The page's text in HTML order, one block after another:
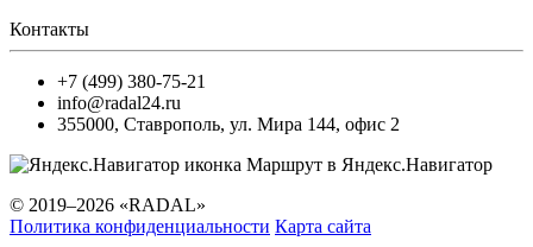
Контакты
+7 (499) 380-75-21
info@radal24.ru
355000, Ставрополь, ул. Мира 144, офис 2
Маршрут в Яндекс.Навигатор
© 2019–2026 «RADAL»
Политика конфиденциальности Карта сайта